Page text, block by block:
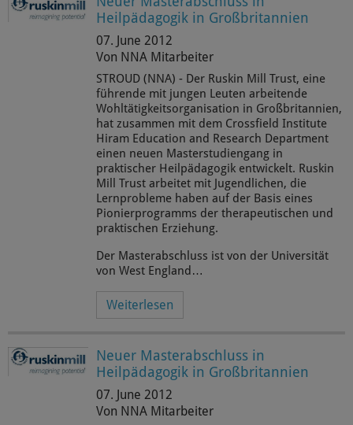
Heilpädagogik in Großbritannien
07. June 2012
Von NNA Mitarbeiter
STROUD (NNA) - Der Ruskin Mill Trust, eine
führende mit jungen Leuten arbeitende
Wohltätigkeitsorganisation in Großbritannien,
hat zusammen mit dem Crossfield Institute
Hiram Education and Research Department
einen neuen Masterstudiengang in
praktischer Heilpädagogik entwickelt. Ruskin
Mill Trust arbeitet mit Jugendlichen, die
Lernprobleme haben auf der Basis eines
Pionierprogramms der therapeutischen und
praktischen Erziehung.
Der Masterabschluss ist von der Universität
von West England…
Weiterlesen
Neuer Masterabschluss in
Heilpädagogik in Großbritannien
07. June 2012
Von NNA Mitarbeiter